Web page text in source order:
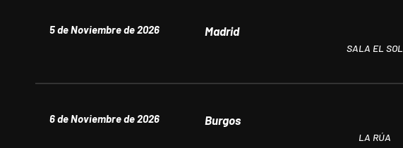
5 de Noviembre de 2026 Madrid
SALA EL SOL
6 de Noviembre de 2026 Burgos
LA RÚA